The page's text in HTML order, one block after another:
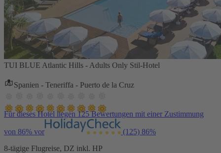
TUI BLUE Atlantic Hills - Adults Only Stil-Hotel
Spanien - Teneriffa - Puerto de la Cruz
Für dieses Hotel liegen 125 Bewertungen mit einer Zustimmung
von 86% vor (125) 86%
8-tägige Flugreise, DZ inkl. HP